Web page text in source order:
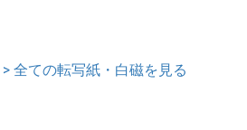
> 全ての転写紙・白磁を見る